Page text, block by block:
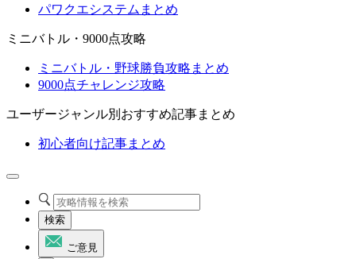
パワクエシステムまとめ
ミニバトル・9000点攻略
ミニバトル・野球勝負攻略まとめ
9000点チャレンジ攻略
ユーザージャンル別おすすめ記事まとめ
初心者向け記事まとめ
検索
ご意見